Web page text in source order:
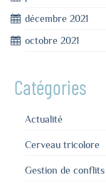
décembre 2021
octobre 2021
Catégories
Actualité
Cerveau tricolore
Gestion de conflits